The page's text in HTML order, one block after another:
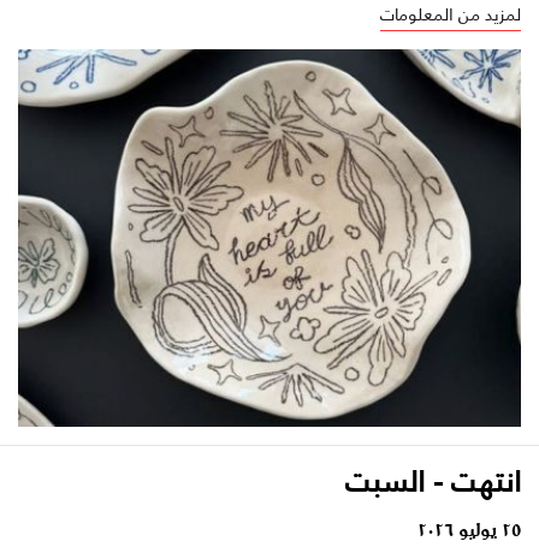
لمزيد من المعلومات
انتهت - السبت
٢٥ يوليو ٢٠٢٦